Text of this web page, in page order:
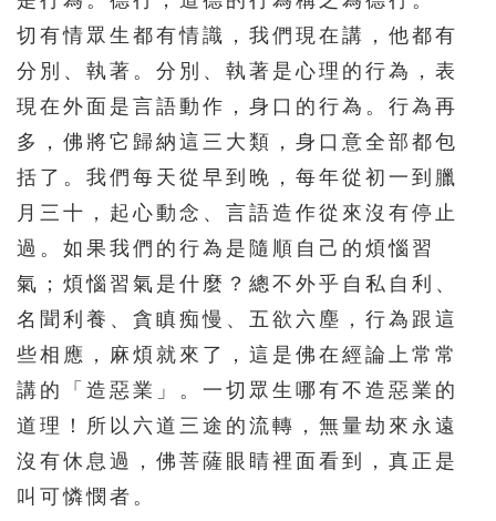
切有情眾生都有情識，我們現在講，他都有
分別、執著。分別、執著是心理的行為，表
現在外面是言語動作，身口的行為。行為再
多，佛將它歸納這三大類，身口意全部都包
括了。我們每天從早到晚，每年從初一到臘
月三十，起心動念、言語造作從來沒有停止
過。如果我們的行為是隨順自己的煩惱習
氣；煩惱習氣是什麼？總不外乎自私自利、
名聞利養、貪瞋痴慢、五欲六塵，行為跟這
些相應，麻煩就來了，這是佛在經論上常常
講的「造惡業」。一切眾生哪有不造惡業的
道理！所以六道三途的流轉，無量劫來永遠
沒有休息過，佛菩薩眼睛裡面看到，真正是
叫可憐憫者。